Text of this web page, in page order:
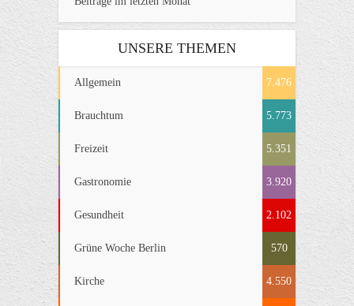
UNSERE THEMEN
Allgemein 7.476
Brauchtum 5.773
Freizeit 5.351
Gastronomie 3.920
Gesundheit 2.102
Grüne Woche Berlin 570
Kirche 4.550